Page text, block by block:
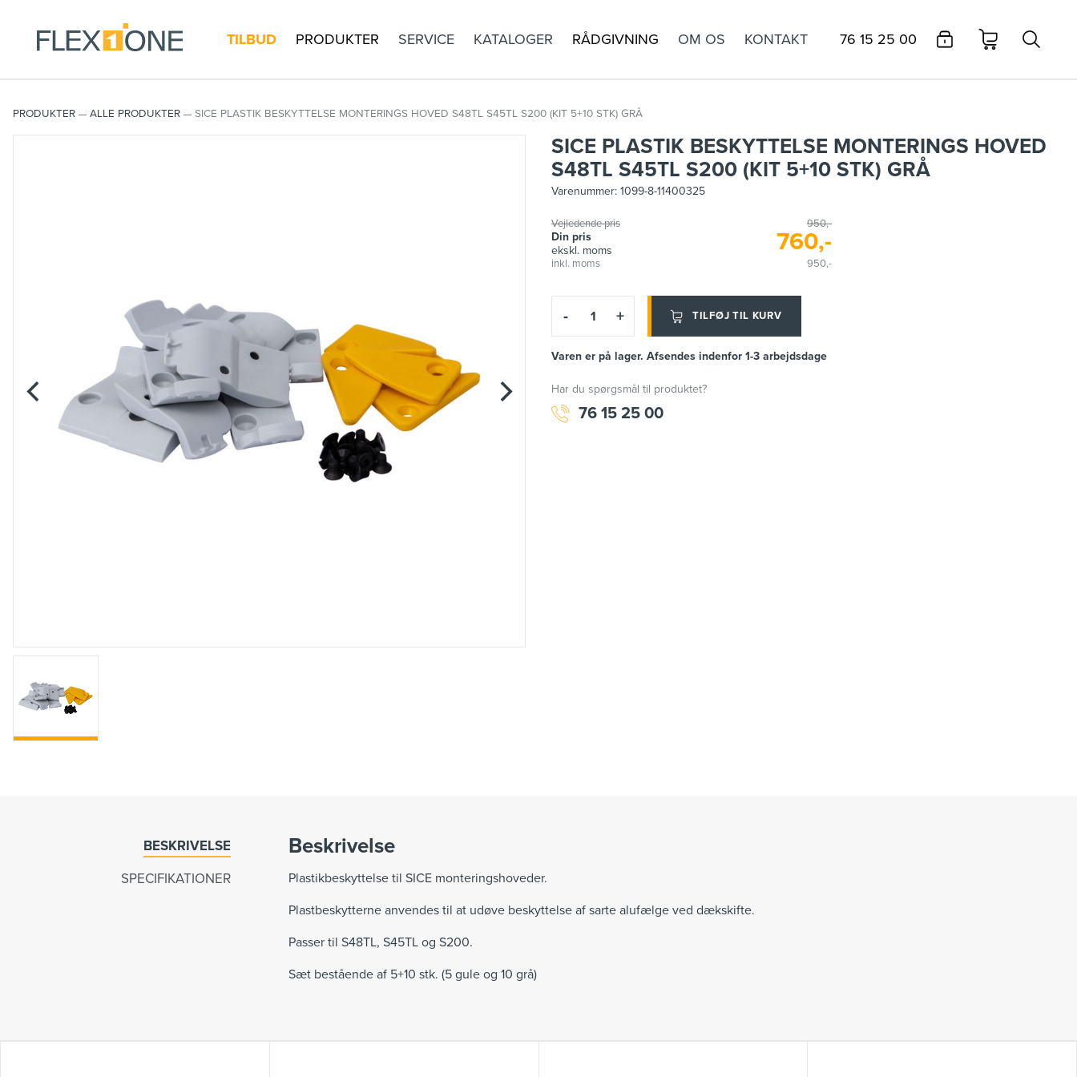
TILBUD PRODUKTER SERVICE KATALOGER RÅDGIVNING OM OS KONTAKT 76 15 25 00
PRODUKTER ALLE PRODUKTER SICE PLASTIK BESKYTTELSE MONTERINGS HOVED S48TL S45TL S200 (KIT 5+10 STK) GRÅ
SICE PLASTIK BESKYTTELSE MONTERINGS HOVED
S48TL S45TL S200 (KIT 5+10 STK) GRÅ
Varenummer: 1099-8-11400325
Vejledende pris 950,-
Din pris
ekskl. moms
760,-
inkl. moms 950,-
- + TILFØJ TIL KURV
Varen er på lager. Afsendes indenfor 1-3 arbejdsdage
Har du spørgsmål til produktet?
76 15 25 00
BESKRIVELSE
SPECIFIKATIONER
Beskrivelse
Plastikbeskyttelse til SICE monteringshoveder.
Plastbeskytterne anvendes til at udøve beskyttelse af sarte alufælge ved dækskifte.
Passer til S48TL, S45TL og S200.
Sæt bestående af 5+10 stk. (5 gule og 10 grå)